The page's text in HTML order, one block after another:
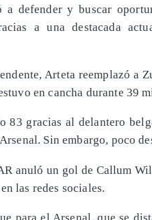
defender y buscar
a una destacada
Arteta reemplazó a
en cancha durante 39
gracias al delantero
Sin embargo, poco
anuló un gol de Callum
las redes sociales.